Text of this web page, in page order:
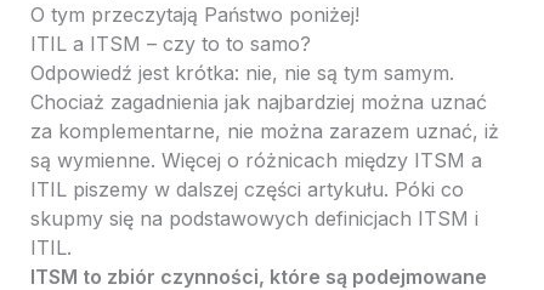
O tym przeczytają Państwo poniżej!
ITIL a ITSM – czy to to samo?
Odpowiedź jest krótka: nie, nie są tym samym.
Chociaż zagadnienia jak najbardziej można uznać
za komplementarne, nie można zarazem uznać, iż
są wymienne. Więcej o różnicach między ITSM a
ITIL piszemy w dalszej części artykułu. Póki co
skupmy się na podstawowych definicjach ITSM i
ITIL.
ITSM to zbiór czynności, które są podejmowane